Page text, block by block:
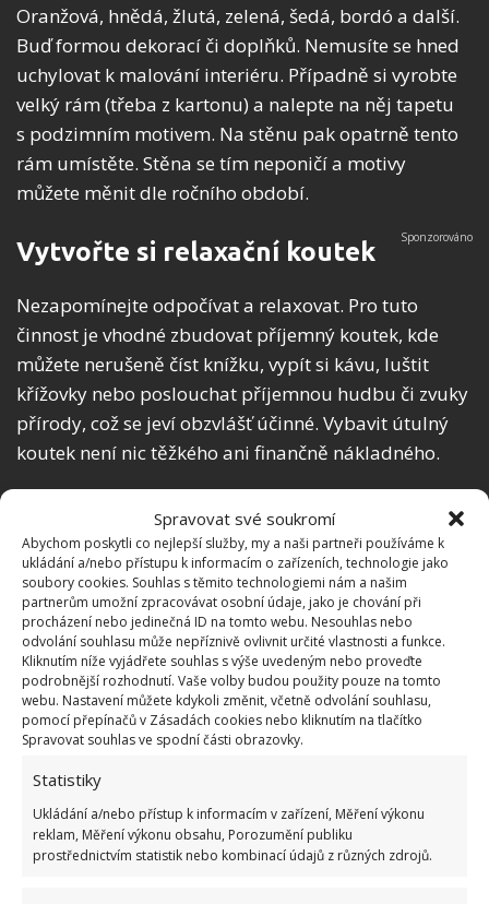
Spravovat své soukromí
Abychom poskytli co nejlepší služby, my a naši partneři používáme k
ukládání a/nebo přístupu k informacím o zařízeních, technologie jako
soubory cookies. Souhlas s těmito technologiemi nám a našim
partnerům umožní zpracovávat osobní údaje, jako je chování při
procházení nebo jedinečná ID na tomto webu. Nesouhlas nebo
odvolání souhlasu může nepříznivě ovlivnit určité vlastnosti a funkce.
Kliknutím níže vyjádřete souhlas s výše uvedeným nebo proveďte
podrobnější rozhodnutí. Vaše volby budou použity pouze na tomto
webu. Nastavení můžete kdykoli změnit, včetně odvolání souhlasu,
pomocí přepínačů v Zásadách cookies nebo kliknutím na tlačítko
Spravovat souhlas ve spodní části obrazovky.
Statistiky
Ukládání a/nebo přístup k informacím v zařízení, Měření výkonu
reklam, Měření výkonu obsahu, Porozumění publiku
prostřednictvím statistik nebo kombinací údajů z různých zdrojů.
Oranžová, hnědá, žlutá, zelená, šedá, bordó a další.
Buď formou dekorací či doplňků. Nemusíte se hned
uchylovat k malování interiéru. Případně si vyrobte
velký rám (třeba z kartonu) a nalepte na něj tapetu
s podzimním motivem. Na stěnu pak opatrně tento
rám umístěte. Stěna se tím neponičí a motivy
můžete měnit dle ročního období.
Vytvořte si relaxační koutek
Nezapomínejte odpočívat a relaxovat. Pro tuto
činnost je vhodné zbudovat příjemný koutek, kde
můžete nerušeně číst knížku, vypít si kávu, luštit
křížovky nebo poslouchat příjemnou hudbu či zvuky
přírody, což se jeví obzvlášť účinné. Vybavit útulný
koutek není nic těžkého ani finančně nákladného.
Pořiďte si různé druhy bylinkových čajů, které
můžete během relaxace popíjet, mimo jiné vám
příjemně provoní dům. Po domě či bytě rozmístěte
například skořici, slupky z citrusů, levanduli. Vůně
má velký vliv na náladu člověka.